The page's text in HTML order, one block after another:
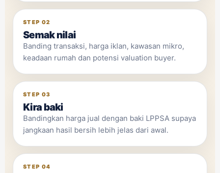
STEP 02
Semak nilai
Banding transaksi, harga iklan, kawasan mikro,
keadaan rumah dan potensi valuation buyer.
STEP 03
Kira baki
Bandingkan harga jual dengan baki LPPSA supaya
jangkaan hasil bersih lebih jelas dari awal.
STEP 04